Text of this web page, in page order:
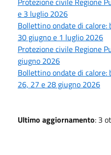
e 3 luglio 2026
Bollettino ondate di calore:
30 giugno e 1 luglio 2026
Protezione civile Regione
giugno 2026
Bollettino ondate di calore:
26, 27 e 28 giugno 2026
Ultimo aggiornamento: 3